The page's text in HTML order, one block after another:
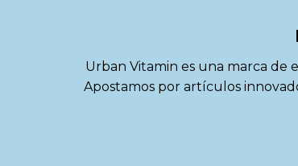
Urban Vitamin es una marca de
Apostamos por artículos